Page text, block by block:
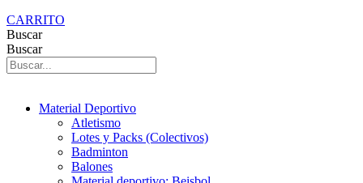
CARRITO
Buscar
Buscar
Material Deportivo
Atletismo
Lotes y Packs (Colectivos)
Badminton
Balones